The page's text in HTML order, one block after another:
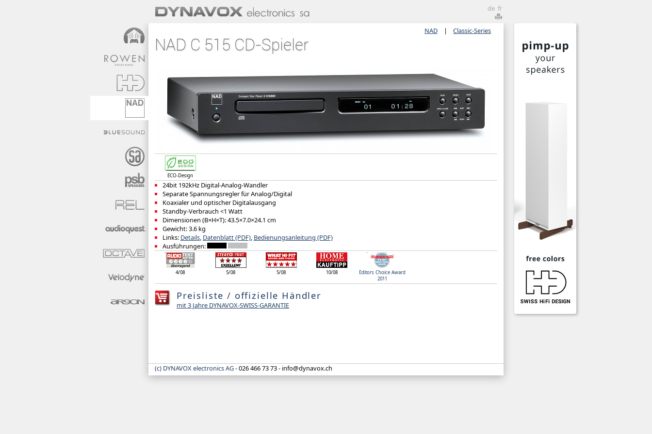
de fr
NAD | Classic-Series
NAD C 515 CD-Spieler
ECO-Design
24bit 192kHz Digital-Analog-Wandler
Separate Spannungsregler für Analog/Digital
Koaxialer und optischer Digitalausgang
Standby-Verbrauch <1 Watt
Dimensionen (B×H×T): 43.5×7.0×24.1 cm
Gewicht: 3.6 kg
Links: Details, Datenblatt (PDF), Bedienungsanleitung (PDF)
Ausführungen:
4/08 5/08 5/08 10/08
Editors Choice Award
2011
Preisliste / offizielle Händler
mit 3 Jahre DYNAVOX-SWISS-GARANTIE
(c) DYNAVOX electronics AG- 026 466 73 73 - info‍@‍dynavox.ch